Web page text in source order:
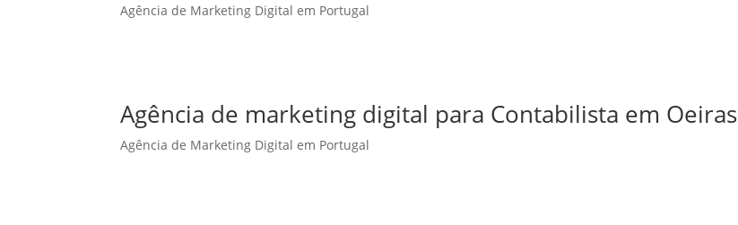
Agência de Marketing Digital em Portugal
Agência de marketing digital para Contabilista em Oeiras
Agência de Marketing Digital em Portugal